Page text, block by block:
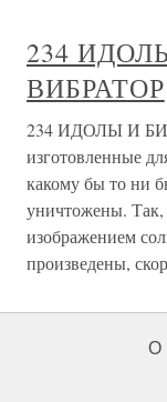
234
ВИБРАТОР
234 ИДОЛЫ И
изготовленные
какому бы то ни
уничтожены.
изображением
произведены,
О